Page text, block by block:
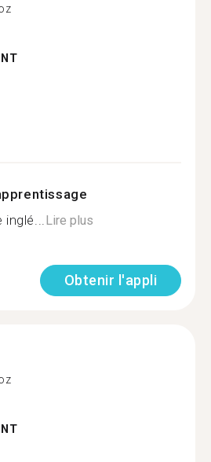
inglé...Lire plus
Obtenir l'appli